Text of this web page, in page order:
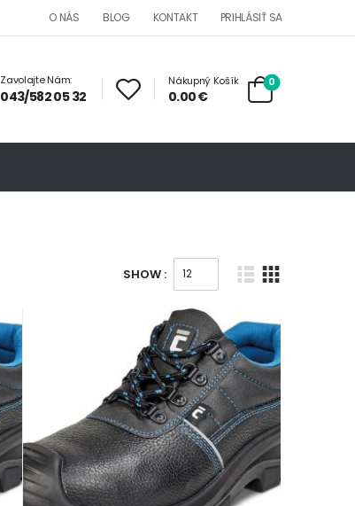
O NÁS BLOG KONTAKT PRIHLÁSIŤ SA
Zavolajte Nám:
043/582 05 32
Nákupný Košík
0.00€
0
SHOW :